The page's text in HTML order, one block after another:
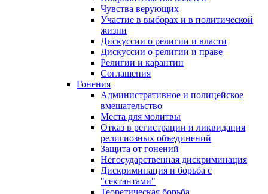
Чувства верующих
Участие в выборах и в политической
жизни
Дискуссии о религии и власти
Дискуссии о религии и праве
Религии и карантин
Соглашения
Гонения
Административное и полицейское
вмешательство
Места для молитвы
Отказ в регистрации и ликвидация
религиозных объединений
Защита от гонений
Негосударственная дискриминация
Дискриминация и борьба с
"сектантами"